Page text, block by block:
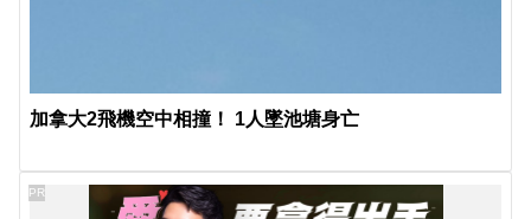
加拿大2飛機空中相撞！ 1人墜池塘身亡
PR